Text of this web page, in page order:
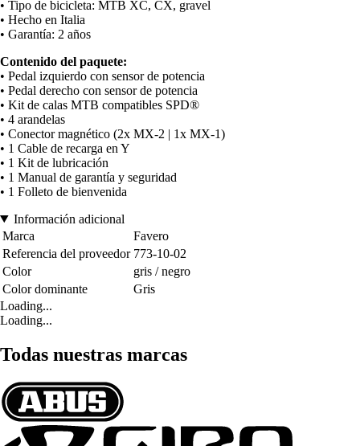
• Tipo de bicicleta: MTB XC, CX, gravel
• Hecho en Italia
• Garantía: 2 años
Contenido del paquete:
• Pedal izquierdo con sensor de potencia
• Pedal derecho con sensor de potencia
• Kit de calas MTB compatibles SPD®
• 4 arandelas
• Conector magnético (2x MX-2 | 1x MX-1)
• 1 Cable de recarga en Y
• 1 Kit de lubricación
• 1 Manual de garantía y seguridad
• 1 Folleto de bienvenida
Información adicional
Marca
Favero
Referencia del proveedor 773-10-02
Color
gris / negro
Color dominante
Gris
Loading...
Loading...
Todas nuestras marcas